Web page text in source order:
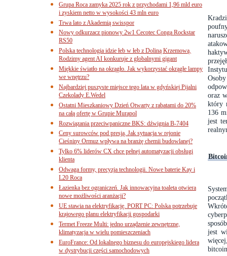
oraz
który
136
jest
jest
Grupa Roca zamyka 2025 rok z przychodami 1,96 mld euro
i zyskiem netto w wysokości 43 mln euro
Trwa lato z Akademią swisspor
Nowy odkurzacz pionowy 2w1 Cecotec Conga Rockstar
RS50
Polska technologia idzie łeb w łeb z Doliną Krzemową.
Rodzimy agent AI konkuruje z globalnymi gigant
Miękkie światło na okrągło. Jak wykorzystać okrągłe lampy
we wnętrzu?
Najbardziej puszyste miejsce tego lata w gdyńskiej Pijalni
Czekolady E.Wedel
Ostatni Mieszkaniowy Dzień Otwarty z rabatami do 20%
na całą ofertę w Grupie Murapol
Rozwiązania przeciwpaniczne BKS: dźwignia B-7404
Ceny surowców pod presją. Jak sytuacja w rejonie
Cieśniny Ormuz wpływa na branżę chemii budowlanej?
Tylko 6% liderów CX chce pełnej automatyzacji obsługi
klienta
Odwaga formy, precyzja technologii. Nowe baterie Kay i
L20 Roca
Łazienka bez ograniczeń. Jak innowacyjna toaleta otwiera
nowe możliwości aranżacji?
UE stawia na elektryfikację. PORT PC: Polska potrzebuje
krajowego planu elektryfikacji gospodarki
Termet Freeze Multi: jedno urządzenie zewnętrzne,
klimatyzacja w wielu pomieszczeniach
EuroFrance: Od lokalnego biznesu do europejskiego lidera
w dystrybucji części samochodowych